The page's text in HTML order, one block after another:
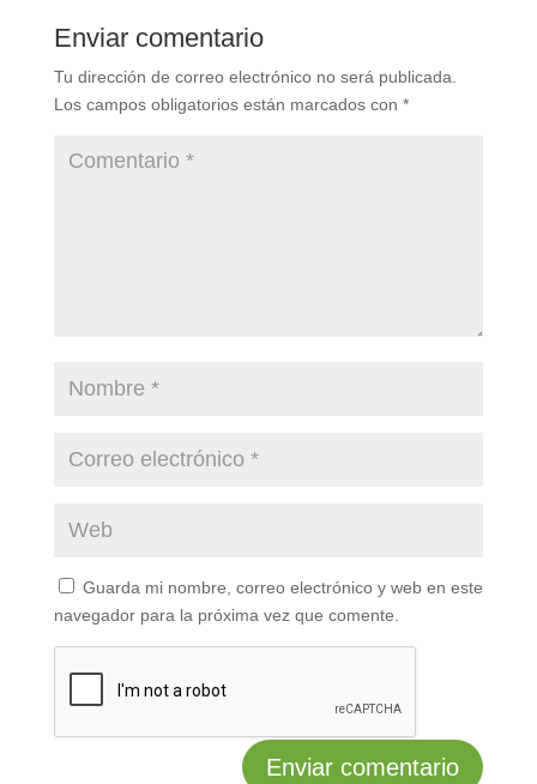
Enviar comentario
Tu dirección de correo electrónico no será publicada.
Los campos obligatorios están marcados con *
Guarda mi nombre, correo electrónico y web en este
navegador para la próxima vez que comente.